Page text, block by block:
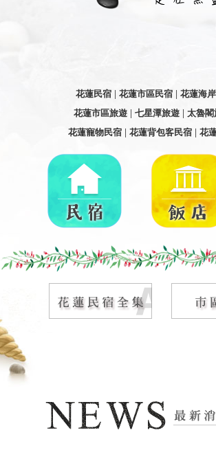
花蓮民宿 花蓮市區民宿 花蓮海
花蓮市區旅遊| 七星潭旅遊| 太魯閣
花蓮寵物民宿
花蓮背包客民宿 花